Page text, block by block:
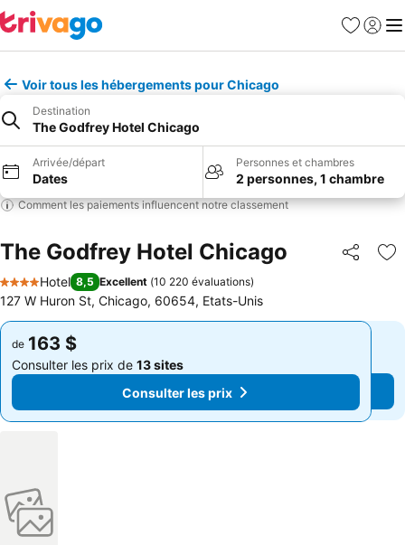
Favoris
Se
Voir tous les hébergements pour Chicago
Destination
The Godfrey Hotel Chicago
Arrivée/départ
Dates
Personnes et chambres
2 personnes, 1 chambre
Comment les paiements influencent notre classement
The Godfrey Hotel Chicago Partager
4 Étoiles
Hotel 8,5 Excellent (10 220 évaluations)
127 W Huron St, Chicago, 60654, Etats-Unis
de 163 $
Consulter les prix de 13 sites
Consulter les prix
de 163 $
Consulter les prix de 13 sites
Consulter les prix